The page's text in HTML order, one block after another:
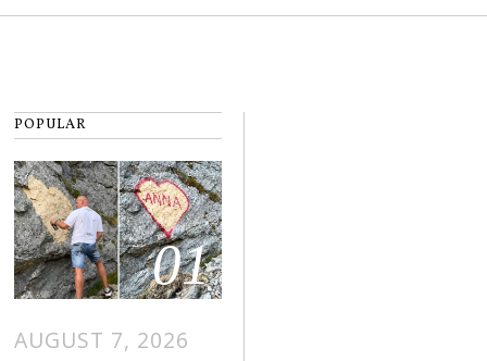
POPULAR
01
AUGUST 7, 2026